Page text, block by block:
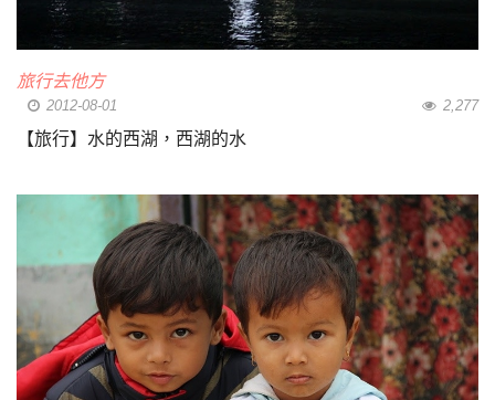
旅行去他方
2012-08-01 2,277
【旅行】水的西湖，西湖的水